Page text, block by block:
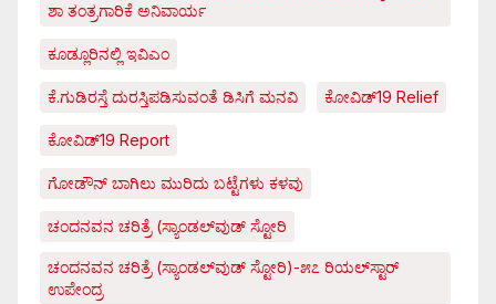
ಶಾ ತಂತ್ರಗಾರಿಕೆ ಅನಿವಾರ್ಯ
ಕೂಡ್ಲೂರಿನಲ್ಲಿ ಇವಿಎಂ
ಕೆ.ಗುಡಿರಸ್ತೆ ದುರಸ್ತಿಪಡಿಸುವಂತೆ ಡಿಸಿಗೆ ಮನವಿ ಕೋವಿಡ್‌19 Relief
ಕೋವಿಡ್‌19 Report
ಗೋಡೌನ್ ಬಾಗಿಲು ಮುರಿದು ಬಟ್ಟೆಗಳು ಕಳವು
ಚಂದನವನ ಚರಿತ್ರೆ (ಸ್ಯಾಂಡಲ್‌ವುಡ್ ಸ್ಟೋರಿ
ಚಂದನವನ ಚರಿತ್ರೆ (ಸ್ಯಾಂಡಲ್‌ವುಡ್ ಸ್ಟೋರಿ)-೫೭ ರಿಯಲ್‌ಸ್ಟಾರ್
ಉಪೇಂದ್ರ